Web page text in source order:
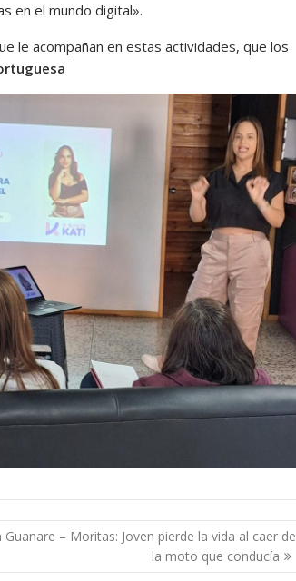
en el mundo digital».
le acompañan en estas actividades, que los
Guanare – Moritas: Joven pierde la vida al caer de
la moto que conducía